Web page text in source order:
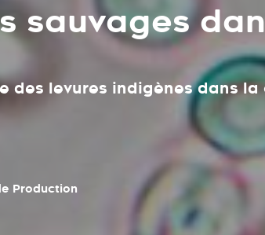
sauvages
des levures indigènes dans
Production